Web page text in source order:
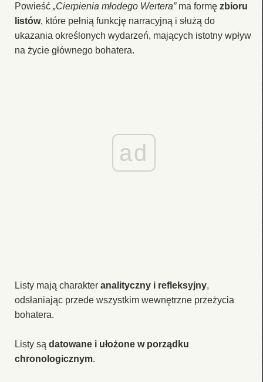
Powieść „Cierpienia młodego Wertera”ma formę zbioru
listów, które pełnią funkcję narracyjną i służą do
ukazania określonych wydarzeń, mających istotny wpływ
na życie głównego bohatera.
ad
Listy mają charakter analityczny i refleksyjny,
odsłaniając przede wszystkim wewnętrzne przeżycia
bohatera.
Listy są datowane i ułożone w porządku
chronologicznym.